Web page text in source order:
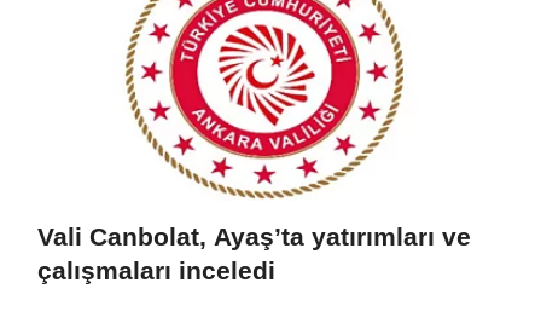
Vali Canbolat, Ayaş’ta yatırımları ve
çalışmaları inceledi